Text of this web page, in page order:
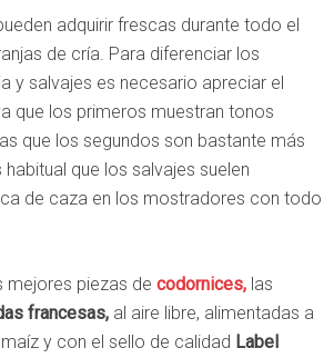
adquirir frescas durante todo el
de cría. Para diferenciar los
y salvajes es necesario apreciar el
que los primeros muestran tonos
que los segundos son bastante más
que los salvajes suelen
de caza en los mostradores con todo
mejores piezas de codornices, las
francesas, al aire libre, alimentadas a
y con el sello de calidad Label